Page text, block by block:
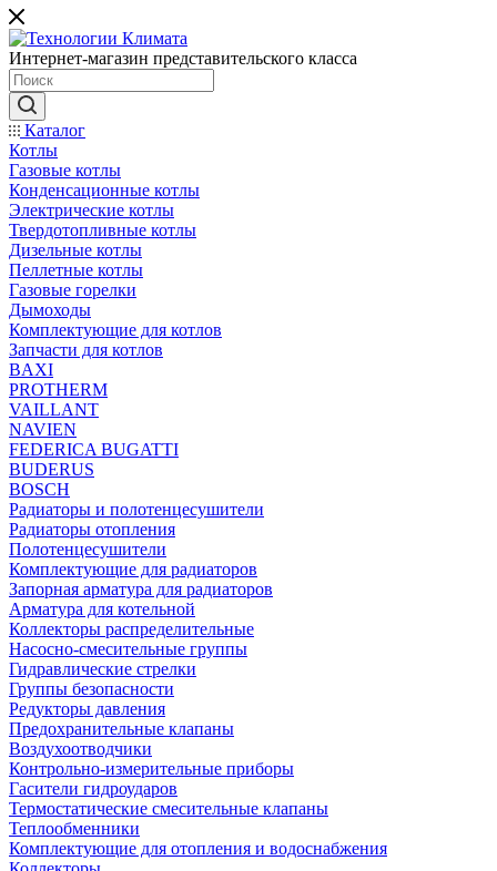
Интернет-магазин представительского класса
Каталог
Котлы
Газовые котлы
Конденсационные котлы
Электрические котлы
Твердотопливные котлы
Дизельные котлы
Пеллетные котлы
Газовые горелки
Дымоходы
Комплектующие для котлов
Запчасти для котлов
BAXI
PROTHERM
VAILLANT
NAVIEN
FEDERICA BUGATTI
BUDERUS
BOSCH
Радиаторы и полотенцесушители
Радиаторы отопления
Полотенцесушители
Комплектующие для радиаторов
Запорная арматура для радиаторов
Арматура для котельной
Коллекторы распределительные
Насосно-смесительные группы
Гидравлические стрелки
Группы безопасности
Редукторы давления
Предохранительные клапаны
Воздухоотводчики
Контрольно-измерительные приборы
Гасители гидроударов
Термостатические смесительные клапаны
Теплообменники
Комплектующие для отопления и водоснабжения